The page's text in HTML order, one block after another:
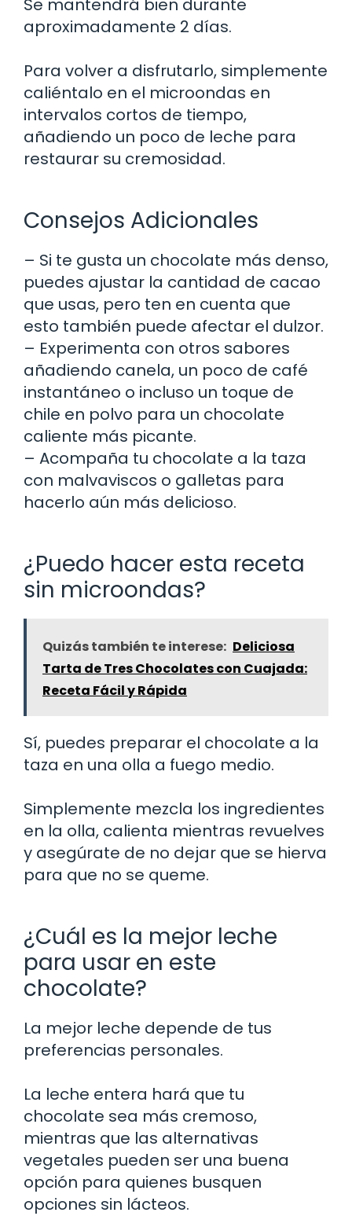
Se mantendrá bien durante
aproximadamente 2 días.
Para volver a disfrutarlo, simplemente
caliéntalo en el microondas en
intervalos cortos de tiempo,
añadiendo un poco de leche para
restaurar su cremosidad.
Consejos Adicionales
– Si te gusta un chocolate más denso,
puedes ajustar la cantidad de cacao
que usas, pero ten en cuenta que
esto también puede afectar el dulzor.
– Experimenta con otros sabores
añadiendo canela, un poco de café
instantáneo o incluso un toque de
chile en polvo para un chocolate
caliente más picante.
– Acompaña tu chocolate a la taza
con malvaviscos o galletas para
hacerlo aún más delicioso.
¿Puedo hacer esta receta
sin microondas?
Quizás también te interese: Deliciosa
Tarta de Tres Chocolates con Cuajada:
Receta Fácil y Rápida
Sí, puedes preparar el chocolate a la
taza en una olla a fuego medio.
Simplemente mezcla los ingredientes
en la olla, calienta mientras revuelves
y asegúrate de no dejar que se hierva
para que no se queme.
¿Cuál es la mejor leche
para usar en este
chocolate?
La mejor leche depende de tus
preferencias personales.
La leche entera hará que tu
chocolate sea más cremoso,
mientras que las alternativas
vegetales pueden ser una buena
opción para quienes busquen
opciones sin lácteos.